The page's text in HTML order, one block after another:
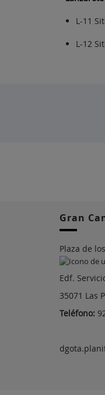
L-11
L-12
Gran
Plaza de
Edf.
35071 Las
Teléfono: